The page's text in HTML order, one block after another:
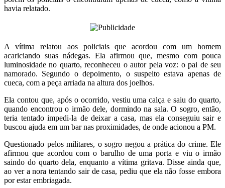
havia relatado.
A vítima relatou aos policiais que acordou com um homem
acariciando suas nádegas. Ela afirmou que, mesmo com pouca
luminosidade no quarto, reconheceu o autor pela voz: o pai de seu
namorado. Segundo o depoimento, o suspeito estava apenas de
cueca, com a peça arriada na altura dos joelhos.
Ela contou que, após o ocorrido, vestiu uma calça e saiu do quarto,
quando encontrou o irmão dele, dormindo na sala. O sogro, então,
teria tentado impedi-la de deixar a casa, mas ela conseguiu sair e
buscou ajuda em um bar nas proximidades, de onde acionou a PM.
Questionado pelos militares, o sogro negou a prática do crime. Ele
afirmou que acordou com o barulho de uma porta e viu o irmão
saindo do quarto dela, enquanto a vítima gritava. Disse ainda que,
ao ver a nora tentando sair de casa, pediu que ela não fosse embora
por estar embriagada.